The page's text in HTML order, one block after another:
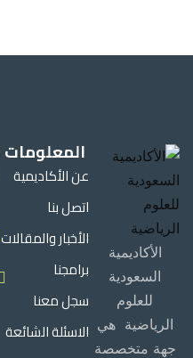
الأكاديمية
السعودية
للعلوم
الرياضية هي
جهة متخصصة
المعلومات
عن الأكاديمية
اتصل بنا
الأخبار والمقالات
برامجنا
سجل معنا
الاسئلة الشائعة